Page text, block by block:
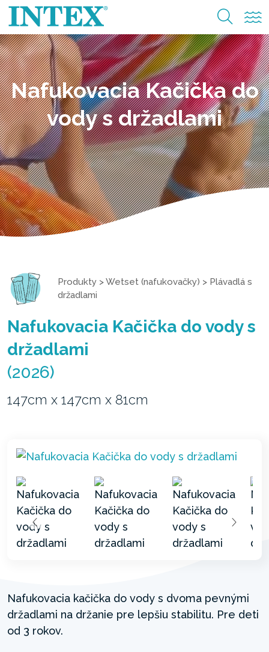
Nafukovacia Kačička do
vody s držadlami
Produkty >Wetset (nafukovačky) > Plávadlá s
držadlami
Nafukovacia Kačička do vody s
držadlami
(2026)
147cm x 147cm x 81cm
Nafukovacia kačička do vody s dvoma pevnými
držadlami na držanie pre lepšiu stabilitu. Pre deti
od 3 rokov.